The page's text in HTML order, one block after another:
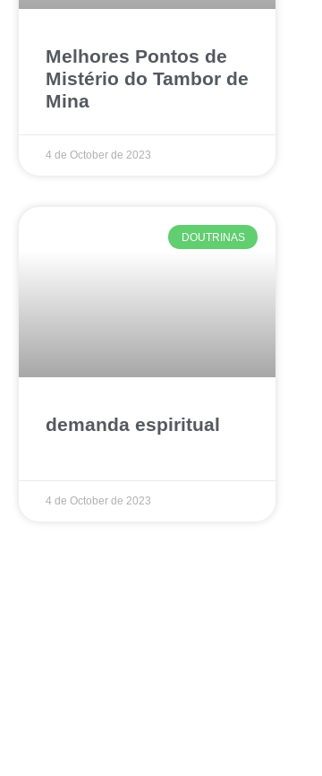
Melhores Pontos de
Mistério do Tambor de
Mina
4 de October de 2023
DOUTRINAS
demanda espiritual
4 de October de 2023